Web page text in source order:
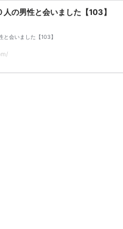
の男性と会いました【103】
と会いました【103】